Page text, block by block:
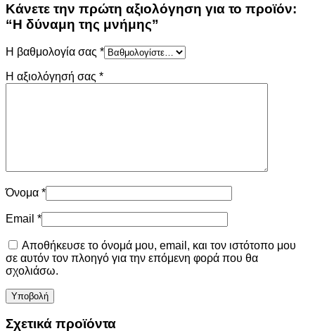
Κάνετε την πρώτη αξιολόγηση για το προϊόν:
“Η δύναμη της μνήμης”
Η βαθμολογία σας *
Η αξιολόγησή σας *
Όνομα *
Email *
Αποθήκευσε το όνομά μου, email, και τον ιστότοπο μου
σε αυτόν τον πλοηγό για την επόμενη φορά που θα
σχολιάσω.
Σχετικά προϊόντα